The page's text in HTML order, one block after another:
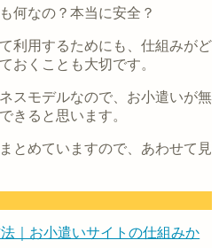
何なの？本当に安全？
利用するためにも、仕組みがど
おくことも大切です。
スモデルなので、お小遣いが無
きると思います。
とめていますので、あわせて見
｜お小遣いサイトの仕組みか